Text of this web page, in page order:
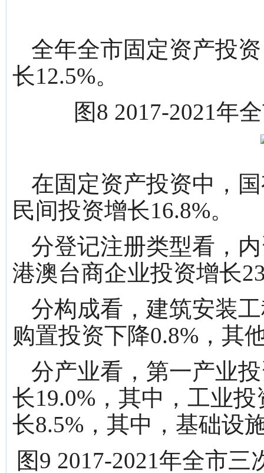
全年全市固定资产投
长12.5%。
图8 2017-2021年
在固定资产投资中，
民间投资增长16.8%。
分登记注册类型看，
港澳台商企业投资增长
分构成看，建筑安装
购置投资下降0.8%，其
分产业看，第一产业
长19.0%，其中，工业
长8.5%，其中，基础设
图9 2017-2021年全市